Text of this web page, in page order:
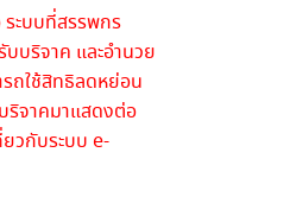
ะบบที่สรรพกร
บริจาค และอำนวย
รถใช้สิทธิลดหย่อน
ริจาคมาแสดงต่อ
วกับระบบ e-